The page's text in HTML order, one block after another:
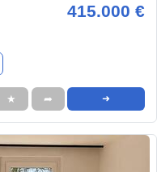
415.000 €
★ ➦ ➜